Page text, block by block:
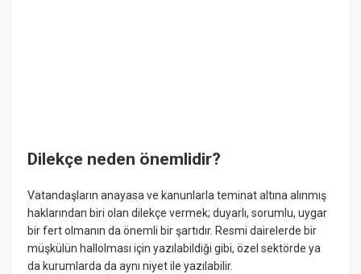
Dilekçe neden önemlidir?
Vatandaşların anayasa ve kanunlarla teminat altına alınmış
haklarından biri olan dilekçe vermek; duyarlı, sorumlu, uygar
bir fert olmanın da önemli bir şartıdır. Resmi dairelerde bir
müşkülün hallolması için yazılabildiği gibi, özel sektörde ya
da kurumlarda da aynı niyet ile yazılabilir.